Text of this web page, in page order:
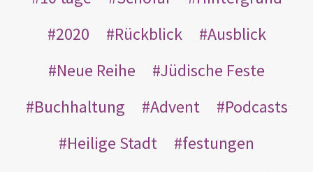
2020
Rückblick
Ausblick
Neue Reihe
Jüdische Feste
Buchhaltung
Advent
Podcasts
Heilige Stadt
festungen